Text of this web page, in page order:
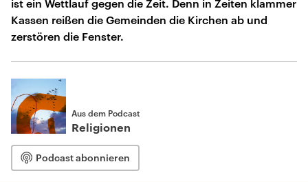
ist ein Wettlauf gegen die Zeit. Denn in Zeiten klammer
Kassen reißen die Gemeinden die Kirchen ab und
zerstören die Fenster.
Aus dem Podcast
Religionen
Podcast abonnieren